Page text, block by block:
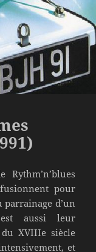
pour
parrainage d’un
aussi leur
XVIIIe siècle
et